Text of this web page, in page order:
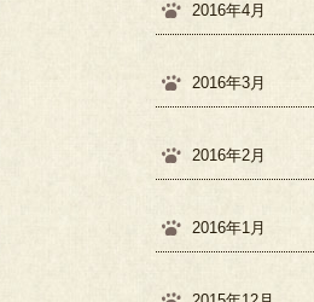
2016年4月
2016年3月
2016年2月
2016年1月